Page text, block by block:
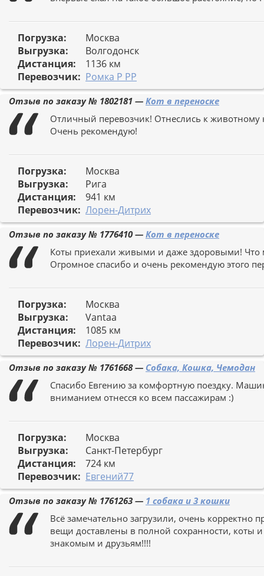
Погрузка:
Москва
Выгрузка:
Волгодонск
Дистанция:
1136 км
Перевозчик: Ромка Р РР
Отзыв по заказу № 1802181 — Кот в переноске
Отличный перевозчик! Отнеслись к животному
Очень рекомендую!
Погрузка:
Москва
Выгрузка:
Рига
Дистанция:
941 км
Перевозчик: Лорен-Дитрих
Отзыв по заказу № 1776410 — Кот в переноске
Коты приехали живыми и даже здоровыми! Что
Огромное спасибо и очень рекомендую этого
Погрузка:
Москва
Выгрузка:
Vantaa
Дистанция:
1085 км
Перевозчик: Лорен-Дитрих
Отзыв по заказу № 1761668— Собака, Кошка, Чемодан
Спасибо Евгению за комфортную поездку.
вниманием отнесся ко всем пассажирам :)
Погрузка:
Москва
Выгрузка:
Санкт-Петербург
Дистанция:
724 км
Перевозчик: Евгений77
Отзыв по заказу № 1761263 — 1 собака и 3 кошки
Всё замечательно загрузили, очень корректно
вещи доставлены в полной сохранности, коты
знакомым и друзьям!!!!